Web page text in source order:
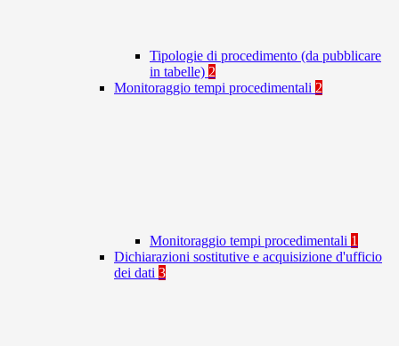
Tipologie di procedimento (da pubblicare
in tabelle) 2
Monitoraggio tempi procedimentali 2
Monitoraggio tempi procedimentali 1
Dichiarazioni sostitutive e acquisizione d'ufficio
dei dati 3